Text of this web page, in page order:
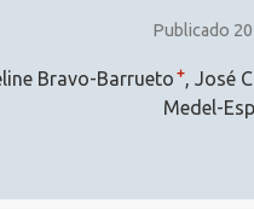
Publicado
Bravo-Barrueto + José
Medel-